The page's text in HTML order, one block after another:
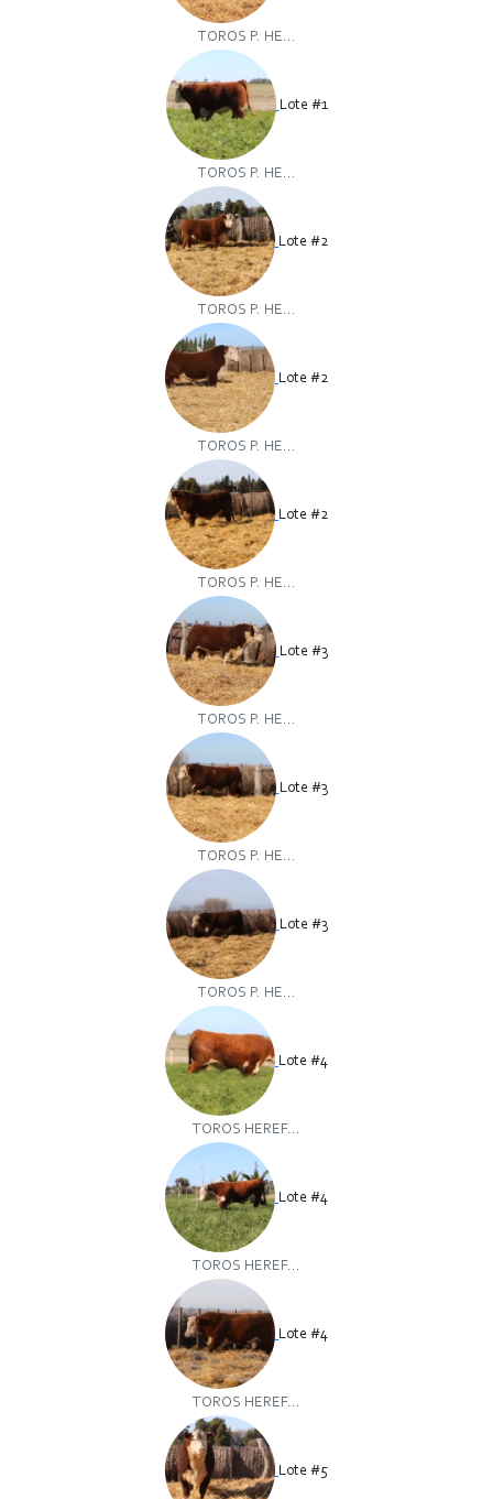
TOROS P. HE...
Lote #1
TOROS P. HE...
Lote #2
TOROS P. HE...
Lote #2
TOROS P. HE...
Lote #2
TOROS P. HE...
Lote #3
TOROS P. HE...
Lote #3
TOROS P. HE...
Lote #3
TOROS P. HE...
Lote #4
TOROS HEREF...
Lote #4
TOROS HEREF...
Lote #4
TOROS HEREF...
Lote #5